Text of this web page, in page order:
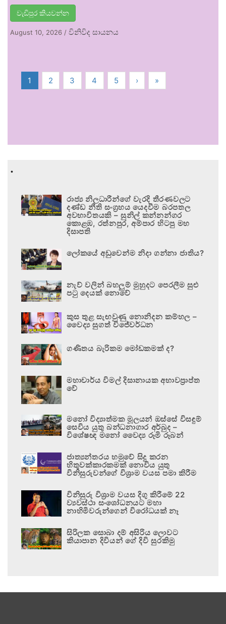
වැඩිපුර කියවන්න
August 10, 2026 / විනිවිද සායනය
1 2 3 4 5 › »
.
රාජ්‍ය නිලධාරීන්ගේ වැරදි තීරණවලට
දණ්ඩ නීති සංග්‍රහය යෙදවීම බරපතල
අවභාවිතයකි – සුනිල් කන්නන්ගර
කොළඹ, රත්නපුර, අම්පාර හිටපු මහ
දිසාපති
ලෝකයේ අඩුවෙන්ම නිදා ගන්නා ජාතිය?
නැව් වලින් බහලුම් මුහුදට පෙරලීම සුළු
පටු දෙයක් නොවේ
කුස තුළ සැඟවුණු නොනිදන කම්හල –
වෛද්‍ය සුගත් විජේවර්ධන
ගණිතය බැරිකම මෝඩකමක් ද?
මහාචාර්ය විමල් දිසානායක අභාවප්‍රාප්ත
වේ
මනෝ විද්‍යාත්මක මූලයන් ඔස්සේ විසඳුම්
සෙවිය යුතු බන්ධනාගාර අර්බුද –
විශේෂඥ මනෝ වෛද්‍ය රූමි රූබන්
ජාත්‍යන්තරය හමුවේ සිදු කරන
හිතුවක්කාරකමක් නොවිය යුතු
විනිසුරුවන්ගේ විශ්‍රාම වයස පමා කිරීම
විනිසුරු විශ්‍රාම වයස දිගු කිරීමේ 22
ව්‍යවස්ථා සංශෝධනයට මහා
නාහිමිවරුන්ගෙන් විරෝධයක් නෑ
සිරිලක සොබා දම් අසිරිය ලොවට
කියාපාන දිවියන් ගේ දිවි සුරකිමු